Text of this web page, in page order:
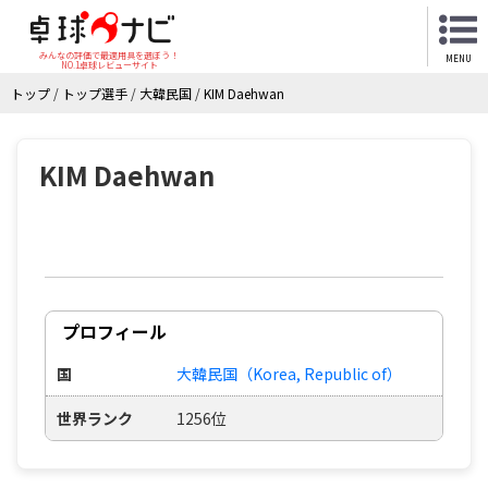
みんなの評価で最適用具を選ぼう！
NO.1卓球レビューサイト
MENU
トップ / トップ選手 / 大韓民国 /KIM Daehwan
KIM Daehwan
プロフィール
国 大韓民国（Korea, Republic of）
世界ランク 1256位